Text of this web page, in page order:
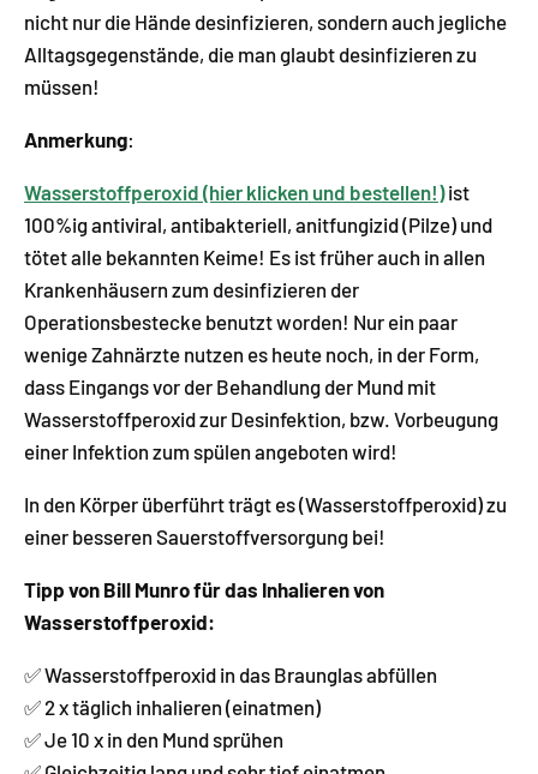
nicht nur die Hände desinfizieren, sondern auch jegliche
Alltagsgegenstände, die man glaubt desinfizieren zu
müssen!
Anmerkung:
Wasserstoffperoxid (hier klicken und bestellen!) ist
100%ig antiviral, antibakteriell, anitfungizid (Pilze) und
tötet alle bekannten Keime! Es ist früher auch in allen
Krankenhäusern zum desinfizieren der
Operationsbestecke benutzt worden! Nur ein paar
wenige Zahnärzte nutzen es heute noch, in der Form,
dass Eingangs vor der Behandlung der Mund mit
Wasserstoffperoxid zur Desinfektion, bzw. Vorbeugung
einer Infektion zum spülen angeboten wird!
In den Körper überführt trägt es (Wasserstoffperoxid) zu
einer besseren Sauerstoffversorgung bei!
Tipp von Bill Munro für das Inhalieren von
Wasserstoffperoxid:
✅ Wasserstoffperoxid in das Braunglas abfüllen
✅ 2 x täglich inhalieren (einatmen)
✅ Je 10 x in den Mund sprühen